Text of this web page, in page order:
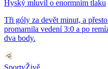
Hyský mluvil o enormním tlaku
Tři góly za devět minut, a
promarnila vedení 3:0 a po
dva body.
SportyŽivě